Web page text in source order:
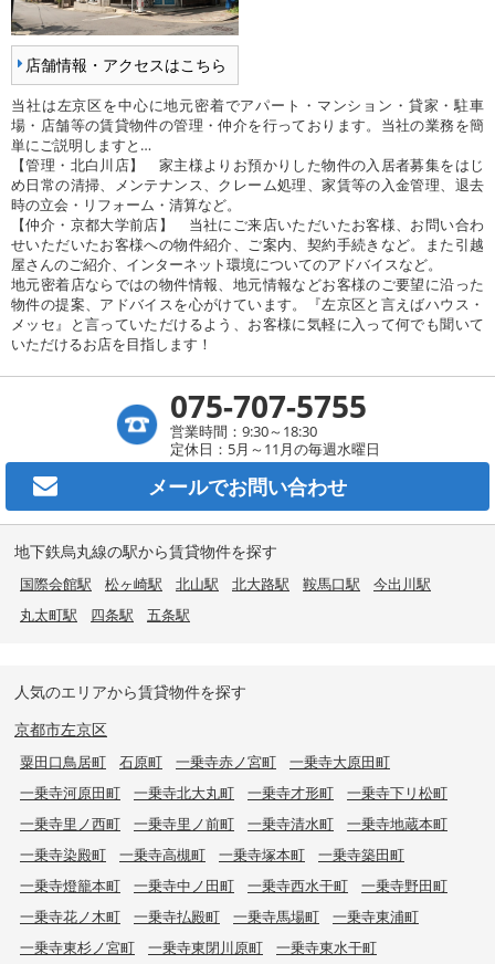
店舗情報・アクセスはこちら
当社は左京区を中心に地元密着でアパート・マンション・貸家・駐車
場・店舗等の賃貸物件の管理・仲介を行っております。当社の業務を簡
単にご説明しますと…
【管理・北白川店】 家主様よりお預かりした物件の入居者募集をはじ
め日常の清掃、メンテナンス、クレーム処理、家賃等の入金管理、退去
時の立会・リフォーム・清算など。
【仲介・京都大学前店】 当社にご来店いただいたお客様、お問い合わ
せいただいたお客様への物件紹介、ご案内、契約手続きなど。また引越
屋さんのご紹介、インターネット環境についてのアドバイスなど。
地元密着店ならではの物件情報、地元情報などお客様のご要望に沿った
物件の提案、アドバイスを心がけています。『左京区と言えばハウス・
メッセ』と言っていただけるよう、お客様に気軽に入って何でも聞いて
いただけるお店を目指します！
075-707-5755
営業時間：9:30～18:30
定休日：5月～11月の毎週水曜日
メールでお問い合わせ
地下鉄烏丸線の駅から賃貸物件を探す
国際会館駅 松ヶ崎駅 北山駅 北大路駅 鞍馬口駅
今出川駅
丸太町駅
四条駅 五条駅
人気のエリアから賃貸物件を探す
京都市左京区
粟田口鳥居町 石原町 一乗寺赤ノ宮町
一乗寺大原田町
一乗寺河原田町
一乗寺北大丸町 一乗寺才形町
一乗寺下リ松町
一乗寺里ノ西町
一乗寺里ノ前町 一乗寺清水町
一乗寺地蔵本町
一乗寺染殿町
一乗寺高槻町 一乗寺塚本町
一乗寺築田町
一乗寺燈籠本町
一乗寺中ノ田町 一乗寺西水干町
一乗寺野田町
一乗寺花ノ木町
一乗寺払殿町 一乗寺馬場町
一乗寺東浦町
一乗寺東杉ノ宮町
一乗寺東閉川原町
一乗寺東水干町